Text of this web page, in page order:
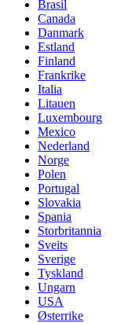
Brasil
Canada
Danmark
Estland
Finland
Frankrike
Italia
Litauen
Luxembourg
Mexico
Nederland
Norge
Polen
Portugal
Slovakia
Spania
Storbritannia
Sveits
Sverige
Tyskland
Ungarn
USA
Østerrike